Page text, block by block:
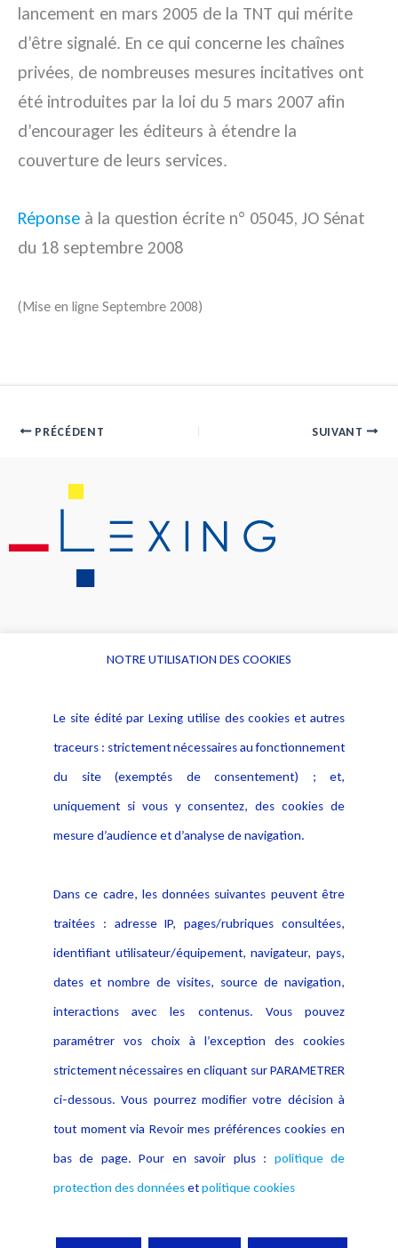
lancement en mars 2005 de la TNT qui mérite
d’être signalé. En ce qui concerne les chaînes
privées, de nombreuses mesures incitatives ont
été introduites par la loi du 5 mars 2007 afin
d’encourager les éditeurs à étendre la
couverture de leurs services.
Réponse à la question écrite n° 05045, JO Sénat
du 18 septembre 2008
(Mise en ligne Septembre 2008)
PRÉCÉDENT SUIVANT
Alerte professionnelle
Déclaration d'accessibilité
Notice Légale
Politique de protection des
données
Publications
NOTRE UTILISATION DES COOKIES
Le site édité par Lexing utilise des cookies et autres
traceurs : strictement nécessaires au fonctionnement
du site (exemptés de consentement) ; et,
uniquement si vous y consentez, des cookies de
mesure d’audience et d’analyse de navigation.
Dans ce cadre, les données suivantes peuvent être
traitées : adresse IP, pages/rubriques consultées,
identifiant utilisateur/équipement, navigateur, pays,
dates et nombre de visites, source de navigation,
interactions avec les contenus. Vous pouvez
paramétrer vos choix à l’exception des cookies
strictement nécessaires en cliquant sur PARAMETRER
ci-dessous. Vous pourrez modifier votre décision à
tout moment via Revoir mes préférences cookies en
bas de page. Pour en savoir plus : politique de
protection des donnéesetpolitique cookies